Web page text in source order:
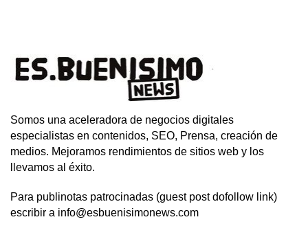
Somos una aceleradora de negocios digitales
especialistas en contenidos, SEO, Prensa, creación de
medios. Mejoramos rendimientos de sitios web y los
llevamos al éxito.
Para publinotas patrocinadas (guest post dofollow link)
escribir a info@esbuenisimonews.com